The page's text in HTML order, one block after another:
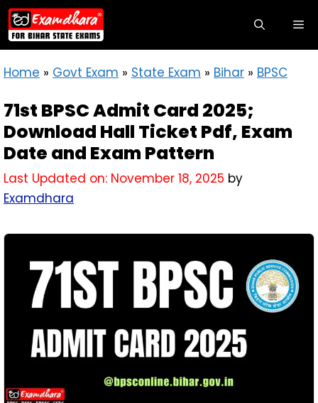
Home » Govt Exam » State Exam » Bihar » BPSC
71st BPSC Admit Card 2025;
Download Hall Ticket Pdf, Exam
Date and Exam Pattern
Last Updated on: November 18, 2025 by
Examdhara